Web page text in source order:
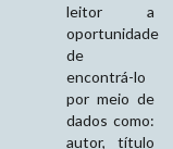
leitor a
oportunidade
de
encontrá-lo
por meio de
dados como:
autor, título